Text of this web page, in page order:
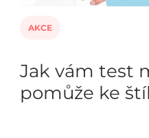
AKCE
Jak vám test
pomůže ke